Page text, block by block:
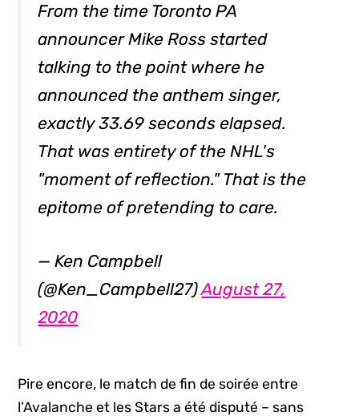
From the time Toronto PA
announcer Mike Ross started
talking to the point where he
announced the anthem singer,
exactly 33.69 seconds elapsed.
That was entirety of the NHL's
"moment of reflection." That is the
epitome of pretending to care.
— Ken Campbell
(@Ken_Campbell27)August 27,
2020
Pire encore, le match de fin de soirée entre
l’Avalanche et les Stars a été disputé – sans